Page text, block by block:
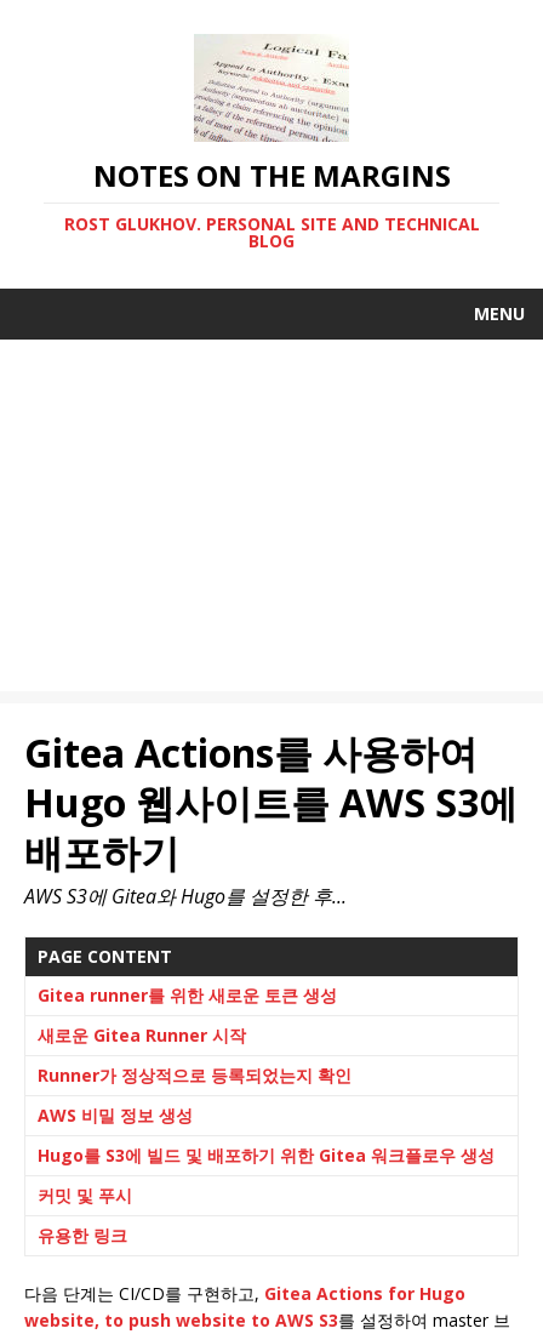
NOTES ON THE MARGINS
ROST GLUKHOV. PERSONAL SITE AND TECHNICAL
BLOG
MENU
Gitea Actions를 사용하여
Hugo 웹사이트를 AWS S3에
배포하기
AWS S3에 Gitea와 Hugo를 설정한 후...
PAGE CONTENT
Gitea runner를 위한 새로운 토큰 생성
새로운 Gitea Runner 시작
Runner가 정상적으로 등록되었는지 확인
AWS 비밀 정보 생성
Hugo를 S3에 빌드 및 배포하기 위한 Gitea 워크플로우 생성
커밋 및 푸시
유용한 링크
다음 단계는 CI/CD를 구현하고, Gitea Actions for Hugo
website, to push website to AWS S3를 설정하여 master 브